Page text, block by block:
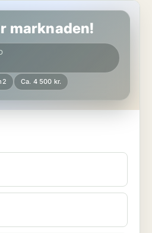
marknaden!
Ca. 4 500 kr.